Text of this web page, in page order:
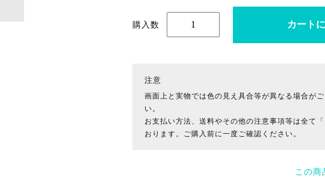
購入数
注意
画面上と実物では色の見え具合等が異なる場合が
い。
お支払い方法、送料やその他の注意事項等は全て「
おります。ご購入前に一度ご確認ください。
この商